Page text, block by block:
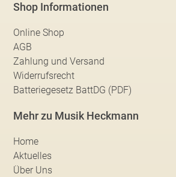
Shop Informationen
Online Shop
AGB
Zahlung und Versand
Widerrufsrecht
Batteriegesetz BattDG (PDF)
Mehr zu Musik Heckmann
Home
Aktuelles
Über Uns